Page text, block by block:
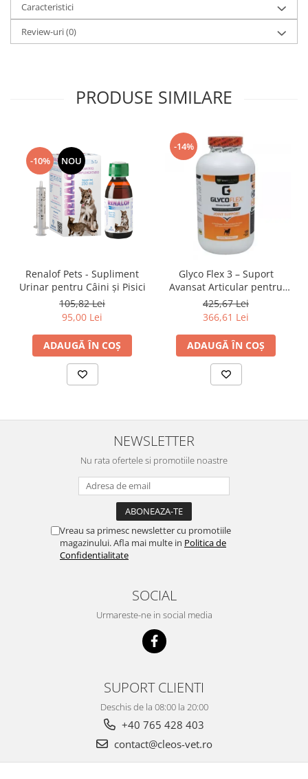
Caracteristici
Review-uri(0)
PRODUSE SIMILARE
-10% NOU
Renalof Pets - Supliment
Urinar pentru Câini și Pisici
105,82 Lei
95,00 Lei
ADAUGĂ ÎN COȘ
-14%
Glyco Flex 3 – Suport
Avansat Articular pentru
Câini
425,67 Lei
366,61 Lei
ADAUGĂ ÎN COȘ
NEWSLETTER
Nu rata ofertele si promotiile noastre
Vreau sa primesc newsletter cu promotiile
magazinului. Afla mai multe in Politica de
Confidentialitate
SOCIAL
Urmareste-ne in social media
SUPORT CLIENTI
Deschis de la 08:00 la 20:00
+40 765 428 403
contact@cleos-vet.ro